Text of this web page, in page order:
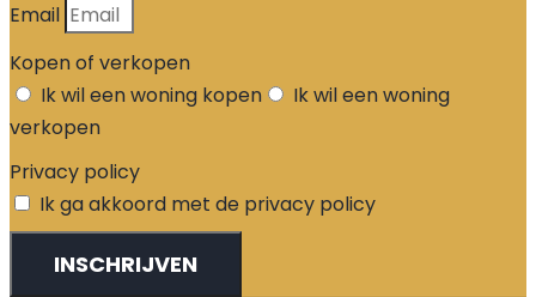
Email
Kopen of verkopen
Ik wil een woning kopen
Ik wil een woning
verkopen
Privacy policy
Ik ga akkoord met de privacy policy
INSCHRIJVEN